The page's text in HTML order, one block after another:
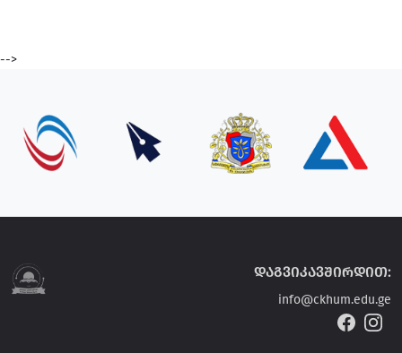
-->
დაგვიკავშირდით:
info@ckhum.edu.ge